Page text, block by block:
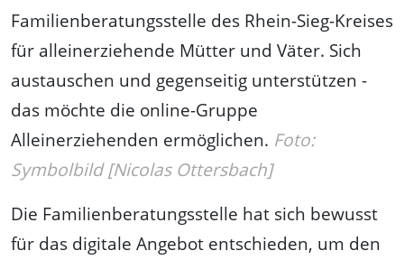
Familienberatungsstelle des Rhein-Sieg-Kreises
für alleinerziehende Mütter und Väter. Sich
austauschen und gegenseitig unterstützen -
das möchte die online-Gruppe
Alleinerziehenden ermöglichen. Foto:
Symbolbild [Nicolas Ottersbach]
Die Familienberatungsstelle hat sich bewusst
für das digitale Angebot entschieden, um den